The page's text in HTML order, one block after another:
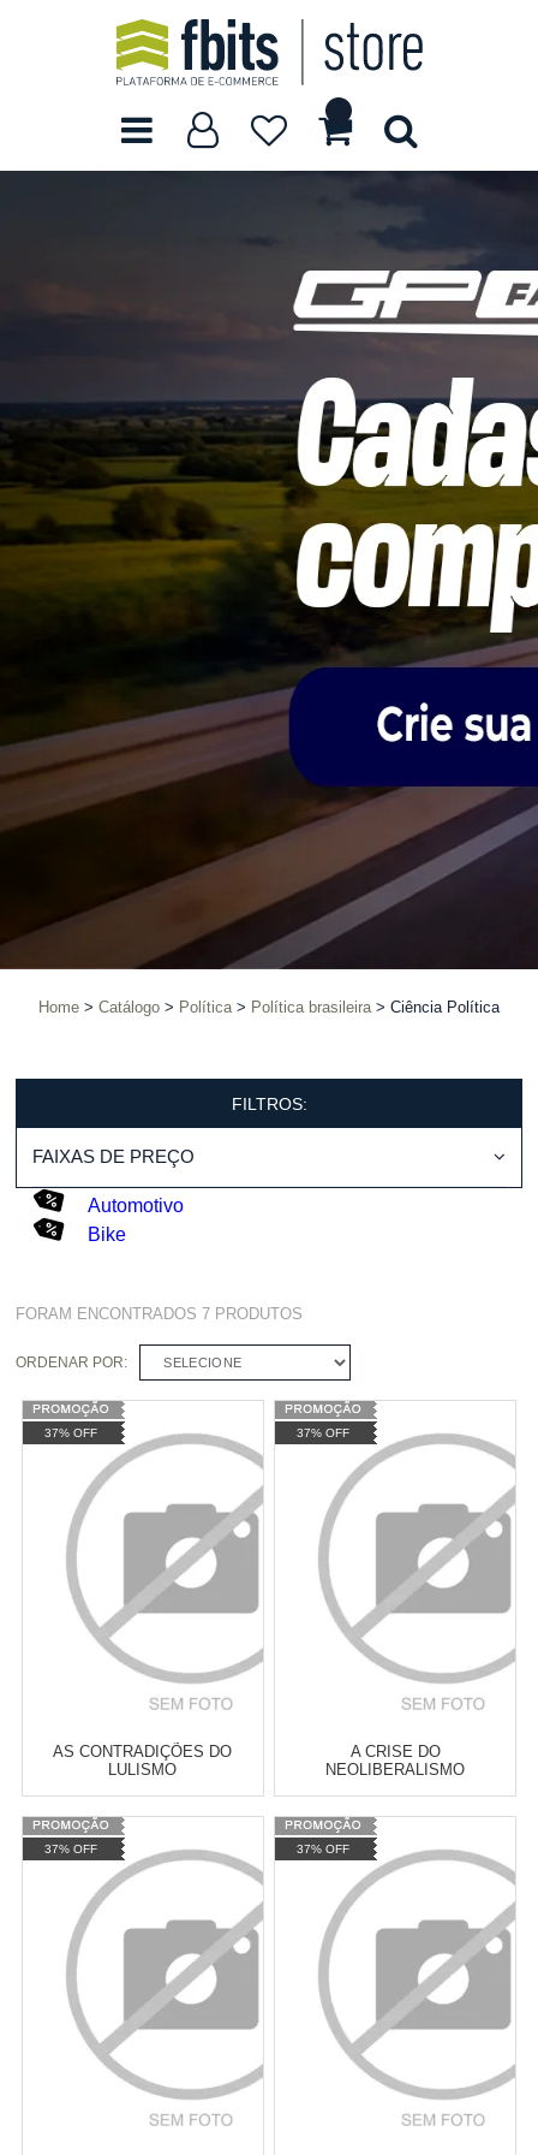
Home Catálogo Política Política brasileira Ciência Política
FILTROS:
FAIXAS DE PREÇO
Automotivo
Bike
FORAM ENCONTRADOS7 PRODUTOS
ORDENAR POR: SELECIONE
37% OFF
AS CONTRADIÇÕES DO
LULISMO
Varejo:
Atacado: R$ 2.550,90 (Apenas
Revendedor)
10 x
Cat:CIÊNCIA POLÍTICA
COMPRAR
37% OFF
A CRISE DO
NEOLIBERALISMO
Varejo:
Atacado: R$ 2.550,90 (Apenas
Revendedor)
10
Cat:
CONTEMPORÂNEA
COMPRAR
37% OFF 37% OFF